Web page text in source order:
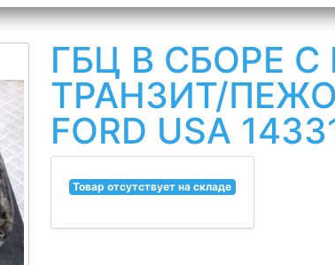
ГБЦ В СБОРЕ
ТРАНЗИТ/ПЕЖО
FORD USA
Товар отсутствует на складе